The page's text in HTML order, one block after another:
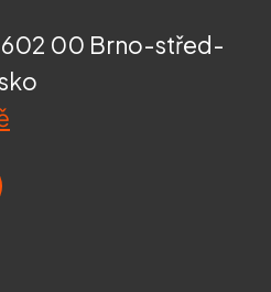
00 Brno-střed-